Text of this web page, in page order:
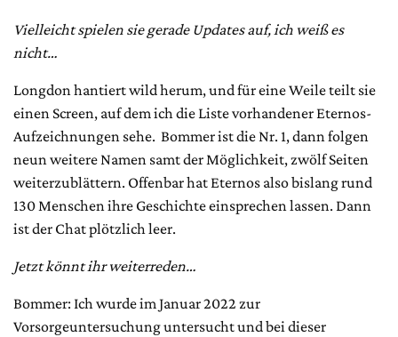
Vielleicht spielen sie gerade Updates auf, ich weiß es
nicht…
Longdon hantiert wild herum, und für eine Weile teilt sie
einen Screen, auf dem ich die Liste vorhandener Eternos-
Aufzeichnungen sehe. Bommer ist die Nr. 1, dann folgen
neun weitere Namen samt der Möglichkeit, zwölf Seiten
weiterzublättern. Offenbar hat Eternos also bislang rund
130 Menschen ihre Geschichte einsprechen lassen. Dann
ist der Chat plötzlich leer.
Jetzt könnt ihr weiterreden…
Bommer: Ich wurde im Januar 2022 zur
Vorsorgeuntersuchung untersucht und bei dieser